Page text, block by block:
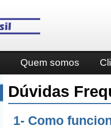
Quem somos
Dúvidas
1- Como